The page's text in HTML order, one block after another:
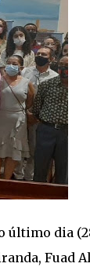
último dia
Fuad